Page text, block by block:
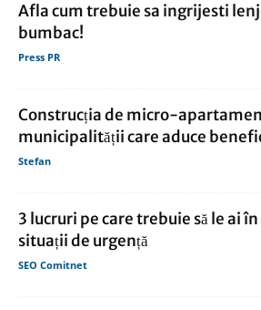
Afla cum trebuie sa ingrijesti
bumbac!
Press PR
Construcția de micro-
municipalității care aduce
Stefan
3 lucruri pe care trebuie să le ai
situații de urgență
SEO Comitnet